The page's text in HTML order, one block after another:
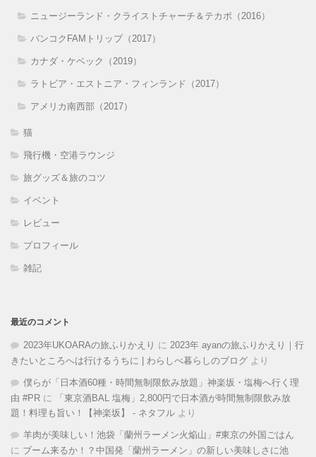
ニュージーランド・クライストチャーチ＆テカポ（2016）
バンコクFAMトリップ（2017）
カナダ・ケベック（2019）
ラトビア・エストニア・フィンランド（2017）
アメリカ南西部（2017）
猫
飛行機・空港ラウンジ
旅グッズ＆旅のコツ
イベント
レビュー
プロフィール
雑記
最近のコメント
2023年UKOARAの旅ふりかえり に 2023年 ayanの旅ふりかえり｜行
きたいところへは行けるうちに | わらしべ暮らしのブログ より
僕らが「日本酒60種・時間無制限飲み放題」神楽坂・塩梅へ行く理
由 #PR に
「東京酒BAL 塩梅」2,800円で日本酒が時間無制限飲み放
題！料理も旨い！【神楽坂】 - ネタフル より
羊肉が美味しい！池袋「蘭州ラーメン火焔山」#東京の外国ごはん
に ブーム来るか！？中国発「蘭州ラーメン」の新しい美味しさに池